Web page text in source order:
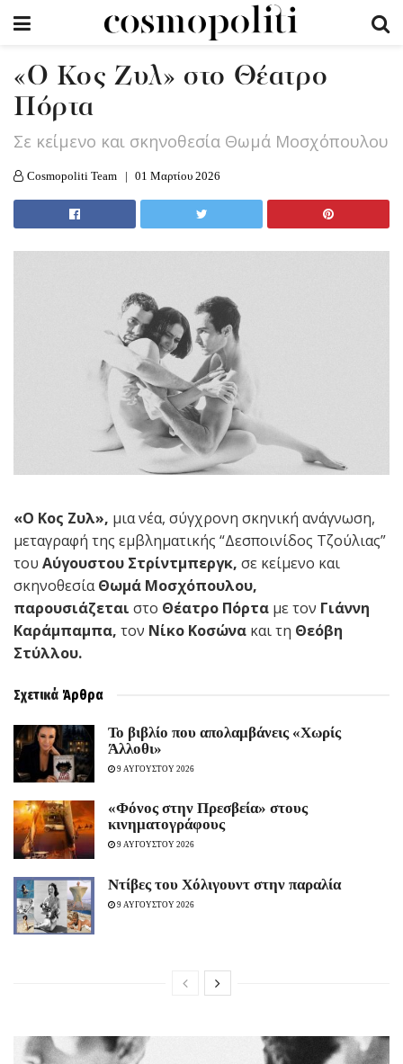
«Ο Κος Ζυλ» στο Θέατρο
Πόρτα
Σε κείμενο και σκηνοθεσία Θωμά Μοσχόπουλου
Cosmopoliti Team 01 Μαρτίου 2026
«Ο Κος Ζυλ», μια νέα, σύγχρονη σκηνική ανάγνωση,
μεταγραφή της εμβληματικής “Δεσποινίδος Τζούλιας”
του Αύγουστου Στρίντμπεργκ, σε κείμενο και
σκηνοθεσίαΘωμά Μοσχόπουλου,
παρουσιάζεται στο Θέατρο Πόρτα με τον Γιάννη
Καράμπαμπα, τον Νίκο Κοσώνα και τη Θεόβη
Στύλλου.
Σχετικά Άρθρα
Το βιβλίο που απολαμβάνεις «Χωρίς
Άλλοθι»
9 ΑΥΓΟΥΣΤΟΥ 2026
«Φόνος στην Πρεσβεία» στους
κινηματογράφους
9 ΑΥΓΟΥΣΤΟΥ 2026
Ντίβες του Χόλιγουντ στην παραλία
9 ΑΥΓΟΥΣΤΟΥ 2026